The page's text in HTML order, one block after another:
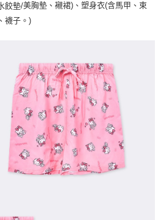
餃墊/美胸墊、襯裙)、塑身衣(含馬甲、束
襪子。)